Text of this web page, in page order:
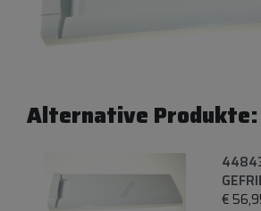
Alternative Produkte:
€